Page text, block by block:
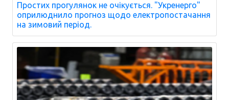
Простих прогулянок не очікується. "Укренерго"
оприлюднило прогноз щодо електропостачання
на зимовий період.